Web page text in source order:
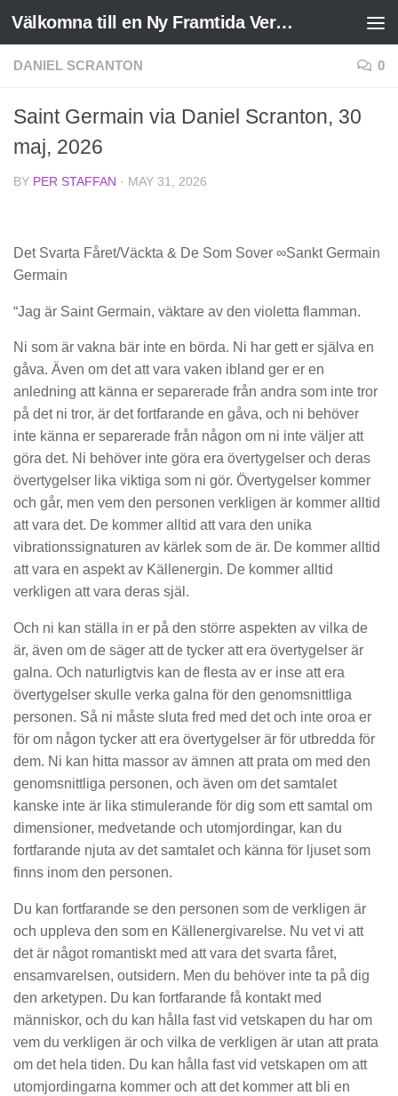
Skip to content Välkomna till en Ny Framtida Verklighet
DANIEL SCRANTON 0
Saint Germain via Daniel Scranton, 30
maj, 2026
BY PER STAFFAN · MAY 31, 2026
Det Svarta Fåret/Väckta & De Som Sover ∞Sankt Germain
Germain
“Jag är Saint Germain, väktare av den violetta flamman.
Ni som är vakna bär inte en börda. Ni har gett er själva en
gåva. Även om det att vara vaken ibland ger er en
anledning att känna er separerade från andra som inte tror
på det ni tror, ​​är det fortfarande en gåva, och ni behöver
inte känna er separerade från någon om ni inte väljer att
göra det. Ni behöver inte göra era övertygelser och deras
övertygelser lika viktiga som ni gör. Övertygelser kommer
och går, men vem den personen verkligen är kommer alltid
att vara det. De kommer alltid att vara den unika
vibrationssignaturen av kärlek som de är. De kommer alltid
att vara en aspekt av Källenergin. De kommer alltid
verkligen att vara deras själ.
Och ni kan ställa in er på den större aspekten av vilka de
är, även om de säger att de tycker att era övertygelser är
galna. Och naturligtvis kan de flesta av er inse att era
övertygelser skulle verka galna för den genomsnittliga
personen. Så ni måste sluta fred med det och inte oroa er
för om någon tycker att era övertygelser är för utbredda för
dem. Ni kan hitta massor av ämnen att prata om med den
genomsnittliga personen, och även om det samtalet
kanske inte är lika stimulerande för dig som ett samtal om
dimensioner, medvetande och utomjordingar, kan du
fortfarande njuta av det samtalet och känna för ljuset som
finns inom den personen.
Du kan fortfarande se den personen som de verkligen är
och uppleva den som en Källenergivarelse. Nu vet vi att
det är något romantiskt med att vara det svarta fåret,
ensamvarelsen, outsidern. Men du behöver inte ta på dig
den arketypen. Du kan fortfarande få kontakt med
människor, och du kan hålla fast vid vetskapen du har om
vem du verkligen är och vilka de verkligen är utan att prata
om det hela tiden. Du kan hålla fast vid vetskapen om att
utomjordingarna kommer och att det kommer att bli en